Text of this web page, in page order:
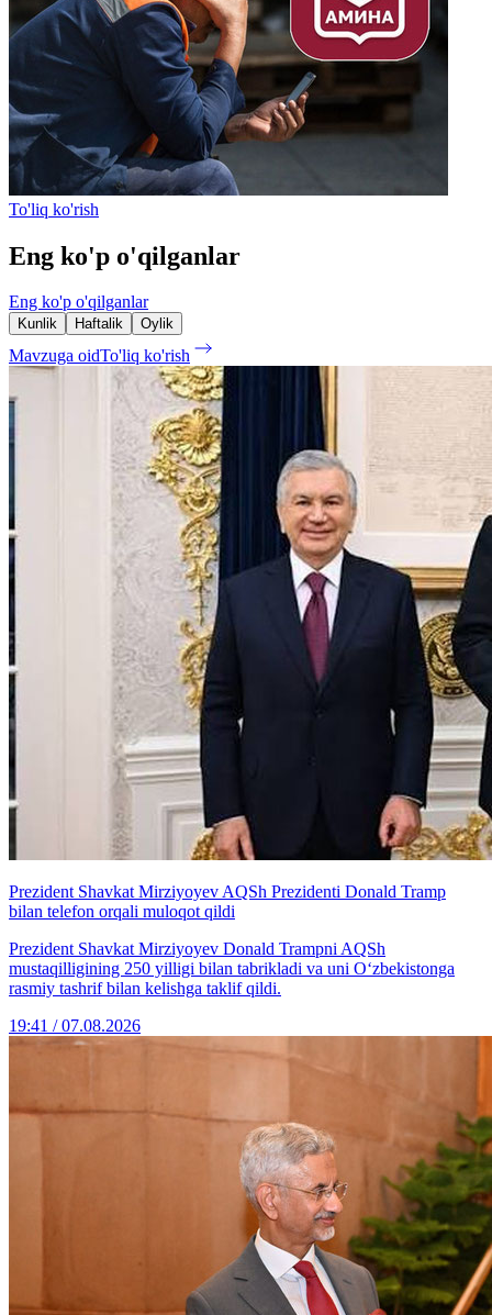
To'liq ko'rish
Eng ko'p o'qilganlar
Eng ko'p o'qilganlar
Kunlik Haftalik Oylik
Mavzuga oidTo'liq ko'rish
Prezident Shavkat Mirziyoyev AQSh Prezidenti Donald Tramp
bilan telefon orqali muloqot qildi
Prezident Shavkat Mirziyoyev Donald Trampni AQSh
mustaqilligining 250 yilligi bilan tabrikladi va uni O‘zbekistonga
rasmiy tashrif bilan kelishga taklif qildi.
19:41 / 07.08.2026